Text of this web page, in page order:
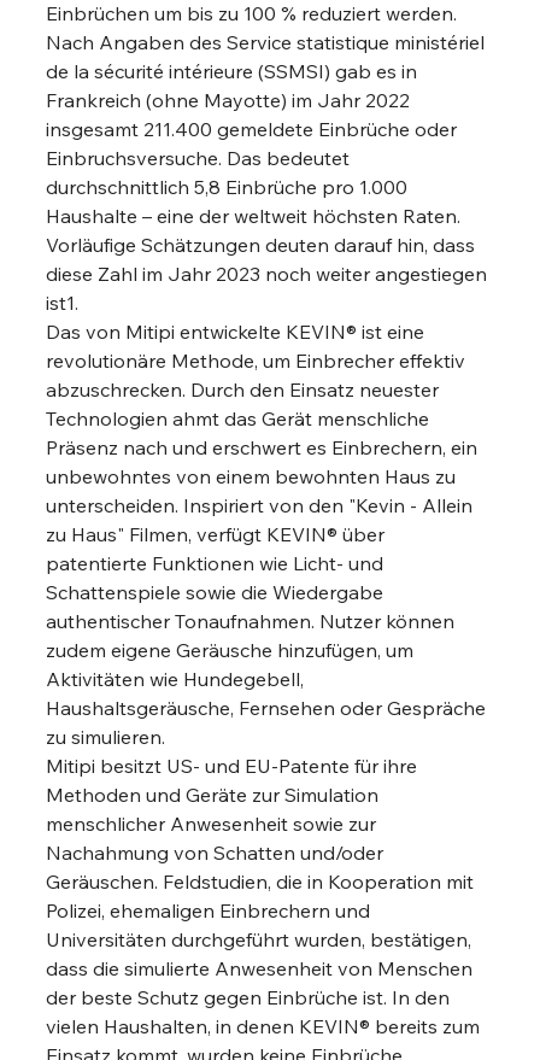
Einbrüchen um bis zu 100 % reduziert werden.
Nach Angaben des Service statistique ministériel
de la sécurité intérieure (SSMSI) gab es in
Frankreich (ohne Mayotte) im Jahr 2022
insgesamt 211.400 gemeldete Einbrüche oder
Einbruchsversuche. Das bedeutet
durchschnittlich 5,8 Einbrüche pro 1.000
Haushalte – eine der weltweit höchsten Raten.
Vorläufige Schätzungen deuten darauf hin, dass
diese Zahl im Jahr 2023 noch weiter angestiegen
ist1.
Das von Mitipi entwickelte KEVIN® ist eine
revolutionäre Methode, um Einbrecher effektiv
abzuschrecken. Durch den Einsatz neuester
Technologien ahmt das Gerät menschliche
Präsenz nach und erschwert es Einbrechern, ein
unbewohntes von einem bewohnten Haus zu
unterscheiden. Inspiriert von den "Kevin - Allein
zu Haus" Filmen, verfügt KEVIN® über
patentierte Funktionen wie Licht- und
Schattenspiele sowie die Wiedergabe
authentischer Tonaufnahmen. Nutzer können
zudem eigene Geräusche hinzufügen, um
Aktivitäten wie Hundegebell,
Haushaltsgeräusche, Fernsehen oder Gespräche
zu simulieren.
Mitipi besitzt US- und EU-Patente für ihre
Methoden und Geräte zur Simulation
menschlicher Anwesenheit sowie zur
Nachahmung von Schatten und/oder
Geräuschen. Feldstudien, die in Kooperation mit
Polizei, ehemaligen Einbrechern und
Universitäten durchgeführt wurden, bestätigen,
dass die simulierte Anwesenheit von Menschen
der beste Schutz gegen Einbrüche ist. In den
vielen Haushalten, in denen KEVIN® bereits zum